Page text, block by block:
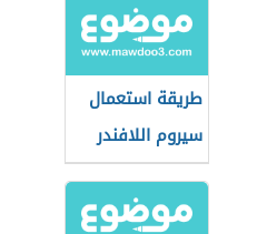
طريقة استعمال
سيروم اللافندر
للشعر